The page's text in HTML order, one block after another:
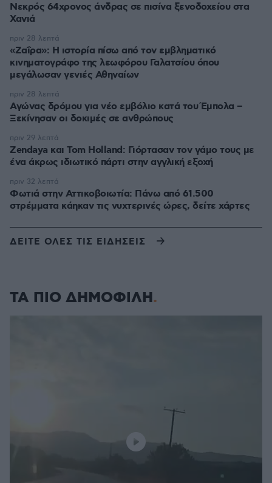
Νεκρός 64χρονος άνδρας σε πισίνα ξενοδοχείου στα
Χανιά
«Ζαΐρα»: Η ιστορία πίσω από τον εμβληματικό
κινηματογράφο της λεωφόρου Γαλατσίου όπου
μεγάλωσαν γενιές Αθηναίων
πριν 28 λεπτά
Αγώνας δρόμου για νέο εμβόλιο κατά του Έμπολα –
Ξεκίνησαν οι δοκιμές σε ανθρώπους
πριν 28 λεπτά
Zendaya και Tom Holland: Γιόρτασαν τον γάμο τους με
ένα άκρως ιδιωτικό πάρτι στην αγγλική εξοχή
πριν 29 λεπτά
Φωτιά στην Αττικοβοιωτία: Πάνω από 61.500
στρέμματα κάηκαν τις νυχτερινές ώρες, δείτε χάρτες
πριν 32 λεπτά
ΔΕΙΤΕ ΟΛΕΣ ΤΙΣ ΕΙΔΗΣΕΙΣ
ΤΑ ΠΙΟ ΔΗΜΟΦΙΛΗ